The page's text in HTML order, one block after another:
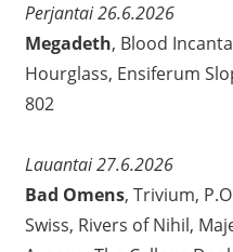
Perjantai 26.6.2026
Megadeth, Blood
Hourglass, Ensiferum
802
Lauantai 27.6.2026
Bad Omens, Trivium,
Swiss, Rivers of Nihil,